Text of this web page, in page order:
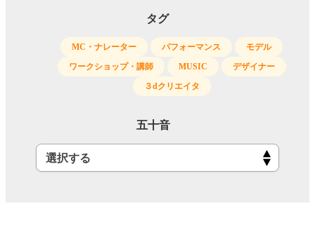
タグ
MC・ナレーター パフォーマンス
モデル
ワークショップ・講師
MUSIC
デザイナー
３dクリエイタ
五十音